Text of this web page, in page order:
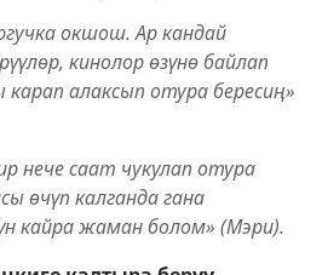
окшош. Ар кандай
кинолор өзүнө байлап
алаксып отура бересиң»
нече саат чукулап отура
өчүп калганда гана
кайра жаман болом» (Мэри).